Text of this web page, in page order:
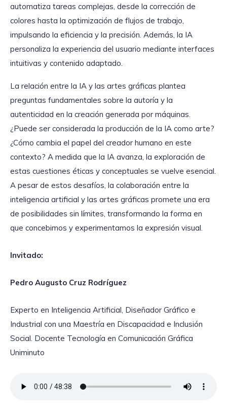
automatiza tareas complejas, desde la corrección de
colores hasta la optimización de flujos de trabajo,
impulsando la eficiencia y la precisión. Además, la IA
personaliza la experiencia del usuario mediante interfaces
intuitivas y contenido adaptado.
La relación entre la IA y las artes gráficas plantea
preguntas fundamentales sobre la autoría y la
autenticidad en la creación generada por máquinas.
¿Puede ser considerada la producción de la IA como arte?
¿Cómo cambia el papel del creador humano en este
contexto? A medida que la IA avanza, la exploración de
estas cuestiones éticas y conceptuales se vuelve esencial.
A pesar de estos desafíos, la colaboración entre la
inteligencia artificial y las artes gráficas promete una era
de posibilidades sin límites, transformando la forma en
que concebimos y experimentamos la expresión visual.
Invitado:
Pedro Augusto Cruz Rodríguez
Experto en Inteligencia Artificial, Diseñador Gráfico e
Industrial con una Maestría en Discapacidad e Inclusión
Social. Docente Tecnología en Comunicación Gráfica
Uniminuto